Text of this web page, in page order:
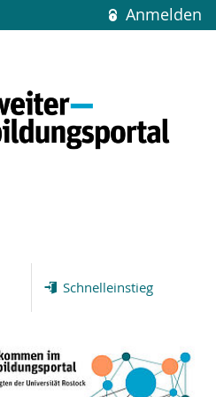
Anmelden
Schnelleinstieg